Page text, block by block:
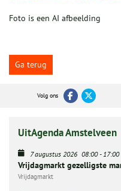
Foto is een AI afbeelding
Ga terug
Volg ons
UitAgenda Amstelveen
7 augustus 2026 08:00-17:00
Vrijdagmarkt gezelligste
Vrijdagmarkt